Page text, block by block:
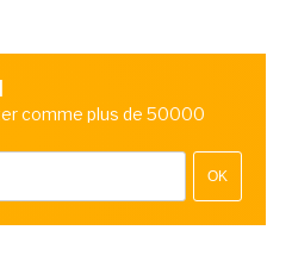
comme plus de 50000
OK